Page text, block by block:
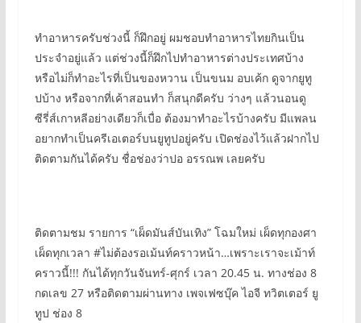
ทำอาหารครับช่วงนี้ ก็ฝึกอยู่ ผมชอบทำอาหารไทยกินเป็น
ประจำอยู่แล้ว แต่ช่วงนี้ก็ฝึกไปทำอาหารต่างประเทศบ้าง
หรือไม่ก็ทำอะไรที่เป็นของหวาน เป็นขนม อบเค้ก ดูจากยูทู
ปบ้าง หรือจากที่เค้าสอนทำ ก็สนุกดีครับ ว่างๆ แล้วนอนดู
ซีรี่ส์เกาหลีอย่างเดียวก็เบื่อ ต้องมาทำอะไรบ้างครับ มีแพลน
อยากทำเป็นครีเอเตอร์บนยูทูปอยู่ครับ เปิดช่องไว้แล้วฝากไป
ติดตามกันได้ครับ ชื่อช่องว่าปอ อรรณพ เลยครับ
ติดตามชม รายการ “เผ็ดมันส์บันเทิง” โฉมใหม่ เผ็ดทุกองศา
เผ็ดทุกเวลา #ไม่ต้องรอเม้นท์คราวหน้า…เพราะเราจะเม้าท์
คราวนี้!!! กันได้ทุกวันจันทร์-ศุกร์ เวลา 20.45 น. ทางช่อง 8
กดเลข 27 หรือติดตามผ่านทาง เพจเฟซบุ๊ค ไอจี ทวิตเตอร์ ยู
ทูป ช่อง 8